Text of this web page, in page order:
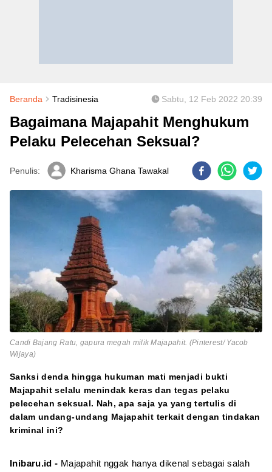
Beranda Tradisinesia Sabtu, 12 Feb 2022 20:39
Bagaimana Majapahit Menghukum
Pelaku Pelecehan Seksual?
Penulis: Kharisma Ghana Tawakal
Candi Bajang Ratu, gapura megah milik Majapahit. (Pinterest/ Yacob
Wijaya)
Sanksi denda hingga hukuman mati menjadi bukti
Majapahit selalu menindak keras dan tegas pelaku
pelecehan seksual. Nah, apa saja ya yang tertulis di
dalam undang-undang Majapahit terkait dengan tindakan
kriminal ini?
Inibaru.id - Majapahit nggak hanya dikenal sebagai salah